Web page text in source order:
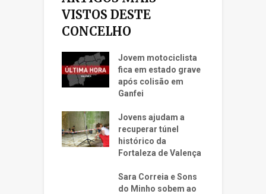
VISTOS DESTE
CONCELHO
Jovem motociclista
fica em estado grave
após colisão em
Ganfei
Jovens ajudam a
recuperar túnel
histórico da
Fortaleza de Valença
Sara Correia e Sons
do Minho sobem ao